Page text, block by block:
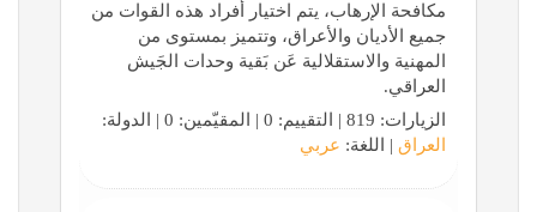
مكافحة الإرهاب، يتم اختيار أفراد هذه القوات من
جميع الأديان والأعراق، وتتميز بمستوى من
المهنية والاستقلالية عَن بَقية وحدات الجَيش
العراقي.
الزيارات: 819 | التقييم: 0 | المقيّمين: 0 | الدولة:
العراق | اللغة: عربي